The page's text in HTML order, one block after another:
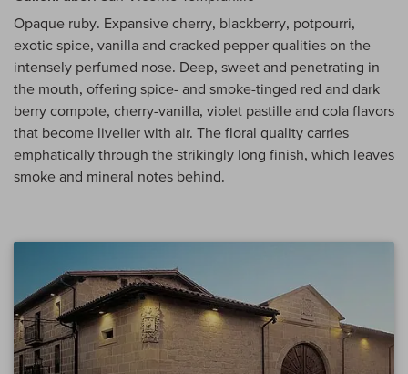
Opaque ruby. Expansive cherry, blackberry, potpourri,
exotic spice, vanilla and cracked pepper qualities on the
intensely perfumed nose. Deep, sweet and penetrating in
the mouth, offering spice- and smoke-tinged red and dark
berry compote, cherry-vanilla, violet pastille and cola flavors
that become livelier with air. The floral quality carries
emphatically through the strikingly long finish, which leaves
smoke and mineral notes behind.